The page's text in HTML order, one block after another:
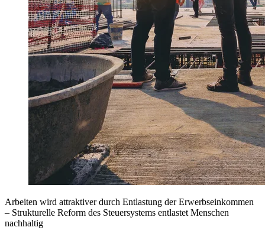
Arbeiten wird attraktiver durch Entlastung der Erwerbseinkommen
– Strukturelle Reform des Steuersystems entlastet Menschen
nachhaltig